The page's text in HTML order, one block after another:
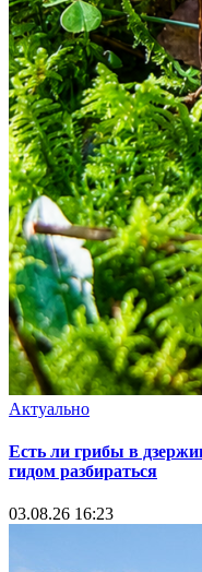
Актуально
Есть ли грибы в
гидом разбираться
03.08.26 16:23